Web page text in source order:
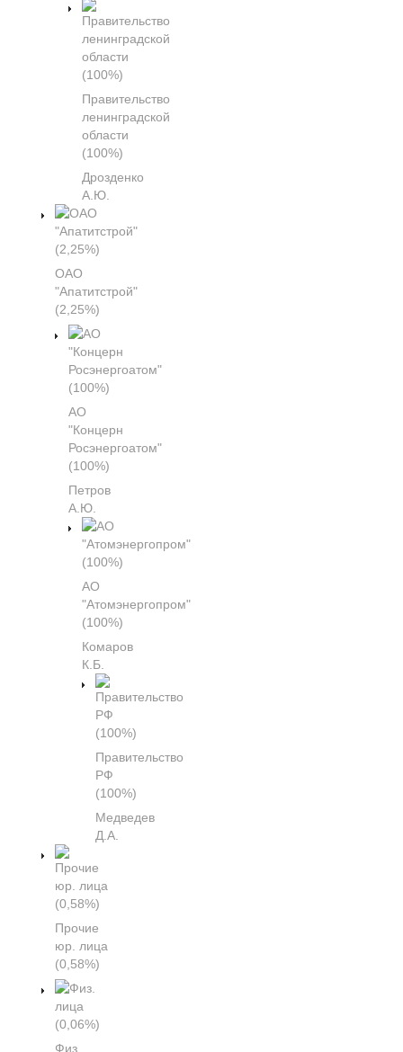
Правительство
ленинградской
области
(100%)
Дрозденко
А.Ю.
ОАО
"Апатитстрой"
(2,25%)
АО
"Концерн
Росэнергоатом"
(100%)
Петров
А.Ю.
АО
"Атомэнергопром"
(100%)
Комаров
К.Б.
Правительство
РФ
(100%)
Медведев
Д.А.
Прочие
юр. лица
(0,58%)
Физ.